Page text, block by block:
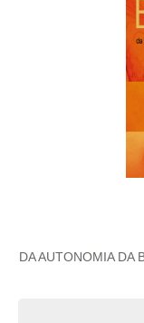
DA AUTONOMIA DA